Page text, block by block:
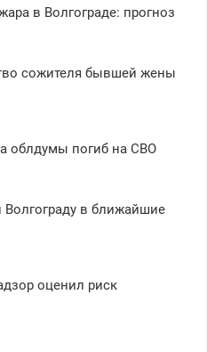
в Волгограде: прогноз
сожителя бывшей жены
облдумы погиб на СВО
Волгограду в ближайшие
оценил риск